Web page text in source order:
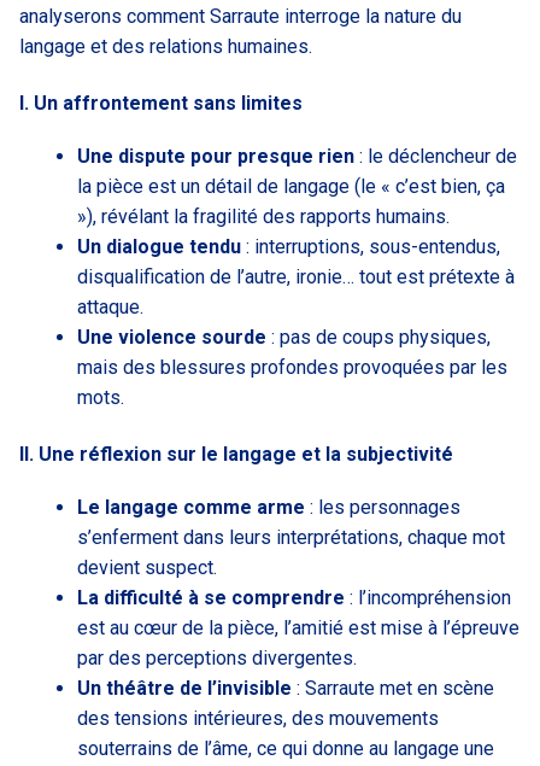
analyserons comment Sarraute interroge la nature du
langage et des relations humaines.
I. Un affrontement sans limites
Une dispute pour presque rien : le déclencheur de
la pièce est un détail de langage (le « c’est bien, ça
»), révélant la fragilité des rapports humains.
Un dialogue tendu : interruptions, sous-entendus,
disqualification de l’autre, ironie… tout est prétexte à
attaque.
Une violence sourde : pas de coups physiques,
mais des blessures profondes provoquées par les
mots.
II. Une réflexion sur le langage et la subjectivité
Le langage comme arme : les personnages
s’enferment dans leurs interprétations, chaque mot
devient suspect.
La difficulté à se comprendre : l’incompréhension
est au cœur de la pièce, l’amitié est mise à l’épreuve
par des perceptions divergentes.
Un théâtre de l’invisible : Sarraute met en scène
des tensions intérieures, des mouvements
souterrains de l’âme, ce qui donne au langage une